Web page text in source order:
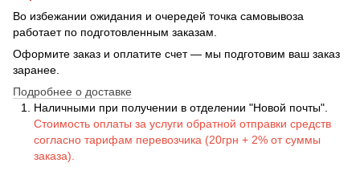
Во избежании ожидания и очередей точка самовывоза
работает по подготовленным заказам.
Оформите заказ и оплатите счет — мы подготовим ваш заказ
заранее.
Подробнее о доставке
Наличными при получении в отделении "Новой почты".
Стоимость оплаты за услуги обратной отправки средств
согласно тарифам перевозчика (20грн + 2% от суммы
заказа).